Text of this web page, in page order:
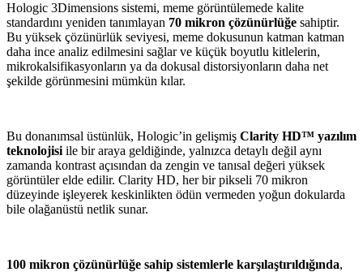
Hologic 3Dimensions sistemi, meme görüntülemede kalite
standardını yeniden tanımlayan 70 mikron çözünürlüğe sahiptir.
Bu yüksek çözünürlük seviyesi, meme dokusunun katman katman
daha ince analiz edilmesini sağlar ve küçük boyutlu kitlelerin,
mikrokalsifikasyonların ya da dokusal distorsiyonların daha net
şekilde görünmesini mümkün kılar.
Bu donanımsal üstünlük, Hologic’in gelişmiş Clarity HD™ yazılım
teknolojisi ile bir araya geldiğinde, yalnızca detaylı değil aynı
zamanda kontrast açısından da zengin ve tanısal değeri yüksek
görüntüler elde edilir. Clarity HD, her bir pikseli 70 mikron
düzeyinde işleyerek keskinlikten ödün vermeden yoğun dokularda
bile olağanüstü netlik sunar.
100 mikron çözünürlüğe sahip sistemlerle karşılaştırıldığında,